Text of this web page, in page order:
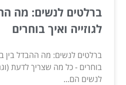
ברלטים לנשים: מה
לגוזייה ואיך בוחרים
ברלטים לנשים: מה ההבדל בין
בוחרים - כל מה שצריך לדעת
לנשים הם...